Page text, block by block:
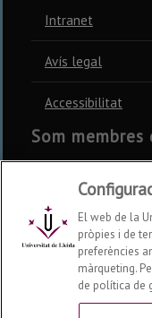
Intranet
Avís legal
Accessibilitat
Som membres
CSUC REBIUN
Xarxes socials
El web de la
pròpies i de
preferències
màrqueting.
de política de